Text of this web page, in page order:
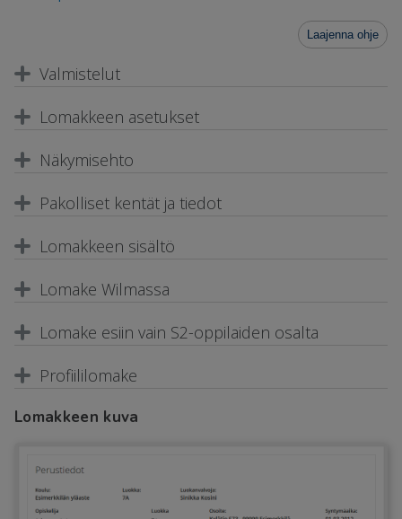
Laajenna ohje
Valmistelut
Lomakkeen asetukset
Näkymisehto
Pakolliset kentät ja tiedot
Lomakkeen sisältö
Lomake Wilmassa
Lomake esiin vain S2-oppilaiden osalta
Profiililomake
Lomakkeen kuva